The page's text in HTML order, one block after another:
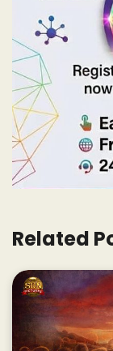
Related